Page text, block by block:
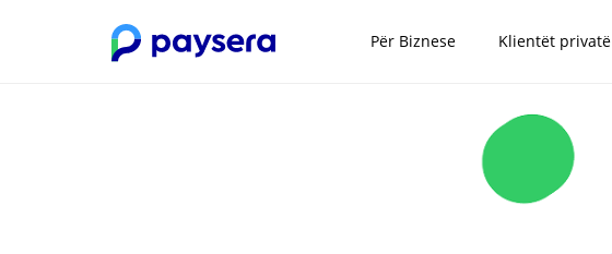
Për Biznese Klientët privatë